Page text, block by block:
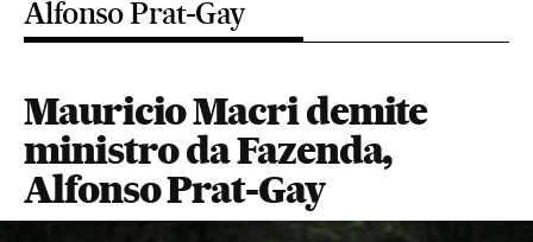
Alfonso Prat-Gay
Mauricio Macri demite
ministro da Fazenda,
Alfonso Prat-Gay